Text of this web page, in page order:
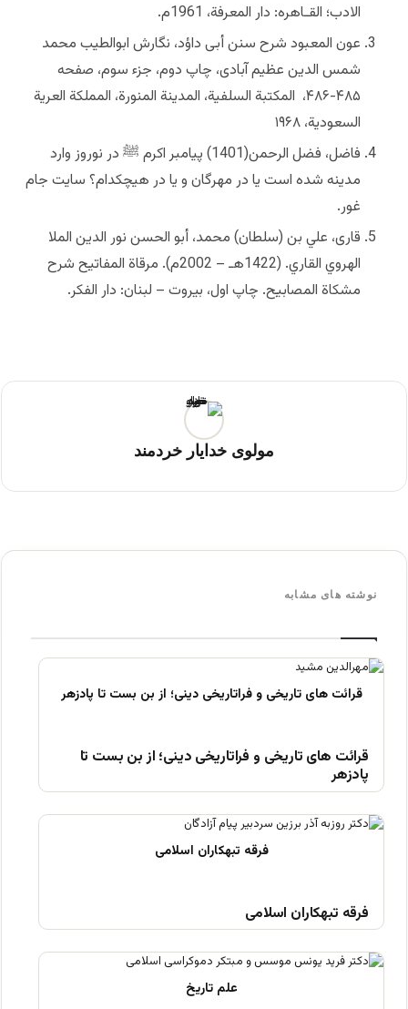
الادب؛ القـاهره: دار المعرفة، 1961م.
عون المعبود شرح سنن أبی داؤد، نگارش ابوالطیب محمد
شمس الدین عظیم آبادی، چاپ دوم، جزء سوم، صفحه
۴۸۵-۴۸۶،
المکتبة السلفیة، المدینة المنورة، المملکة العریة
السعودیة، ۱۹۶۸
فاضل، فضل الرحمن(1401)
پیامبر اکرم ﷺ در نوروز وارد
مدینه شده است یا در مهرگان و یا در هیچکدام؟ سایت جام
غور.
قاری، علي بن (سلطان) محمد، أبو الحسن نور الدين الملا
الهروي القاري. (1422هـ – 2002م). مرقاة المفاتيح شرح
مشكاة المصابيح. چاپ اول، بيروت – لبنان: دار الفكر.
مولوی خدایار خردمند
نوشته های مشابه
قرائت های تاریخی و فراتاریخی دینی؛ از بن بست تا
پادزهر
فرقه تبهکاران اسلامی